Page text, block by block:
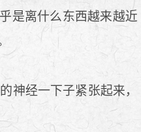
是离什么东西越来越近
神经一下子紧张起来，